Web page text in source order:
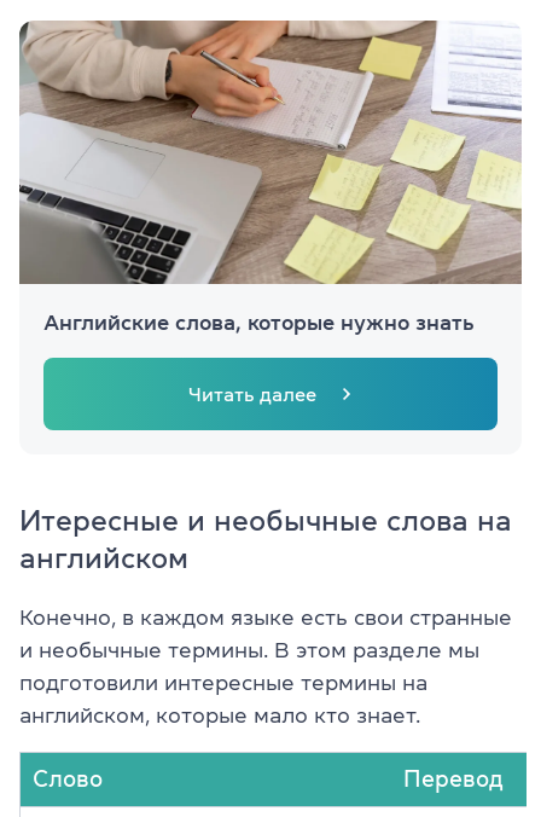
Английские слова, которые нужно знать
Читать далее
Итересные и необычные слова на
английском
Конечно, в каждом языке есть свои странные
и необычные термины. В этом разделе мы
подготовили интересные термины на
английском, которые мало кто знает.
Слово Перевод